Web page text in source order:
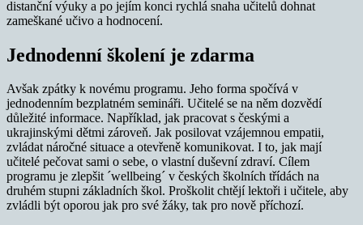
distanční výuky a po jejím konci rychlá snaha učitelů dohnat
zameškané učivo a hodnocení.
Jednodenní školení je zdarma
Avšak zpátky k novému programu. Jeho forma spočívá v
jednodenním bezplatném semináři. Učitelé se na něm dozvědí
důležité informace. Například, jak pracovat s českými a
ukrajinskými dětmi zároveň. Jak posilovat vzájemnou empatii,
zvládat náročné situace a otevřeně komunikovat. I to, jak mají
učitelé pečovat sami o sebe, o vlastní duševní zdraví. Cílem
programu je zlepšit ´wellbeing´ v českých školních třídách na
druhém stupni základních škol. Proškolit chtějí lektoři i učitele, aby
zvládli být oporou jak pro své žáky, tak pro nově příchozí.